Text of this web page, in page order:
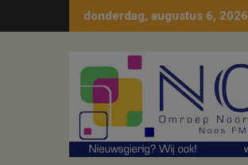
naar
donderdag, augustus 6, 2026